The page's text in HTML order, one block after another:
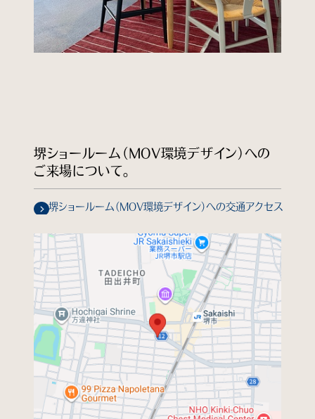
堺ショールーム（MOV環境デザイン）への
ご来場について。
堺ショールーム（MOV環境デザイン）への交通アクセス